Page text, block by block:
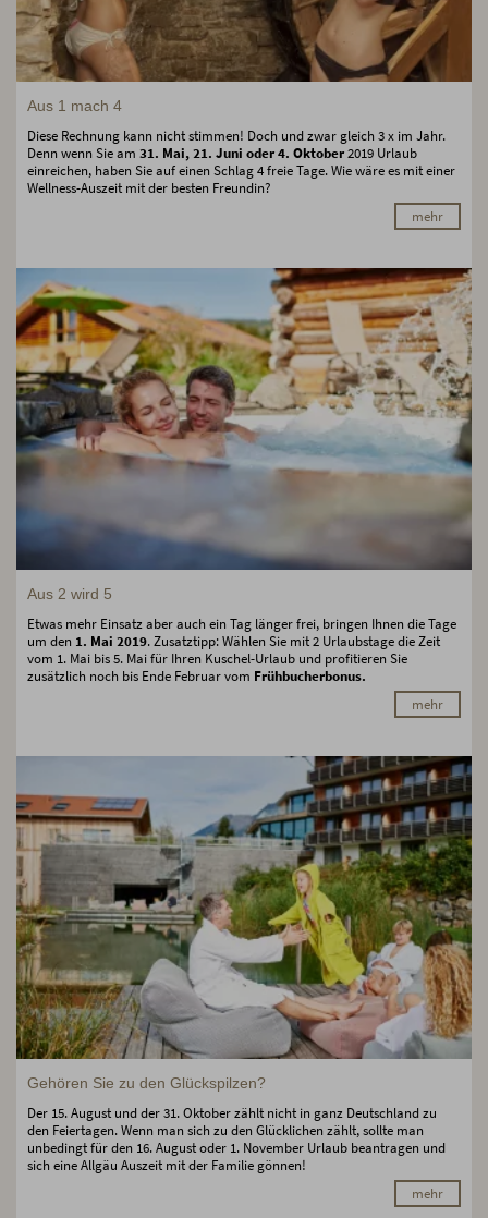
Aus 1 mach 4
Diese Rechnung kann nicht stimmen! Doch und zwar gleich 3 x im Jahr.
Denn wenn Sie am 31. Mai, 21. Juni oder 4. Oktober2019 Urlaub
einreichen, haben Sie auf einen Schlag 4 freie Tage. Wie wäre es mit einer
Wellness-Auszeit mit der besten Freundin?
mehr
Aus 2 wird 5
Etwas mehr Einsatz aber auch ein Tag länger frei, bringen Ihnen die Tage
um den 1. Mai 2019. Zusatztipp: Wählen Sie mit 2 Urlaubstage die Zeit
vom 1. Mai bis 5. Mai für Ihren Kuschel-Urlaub und profitieren Sie
zusätzlich noch bis Ende Februar vom Frühbucherbonus.
mehr
Gehören Sie zu den Glückspilzen?
Der 15. August und der 31. Oktober zählt nicht in ganz Deutschland zu
den Feiertagen. Wenn man sich zu den Glücklichen zählt, sollte man
unbedingt für den 16. August oder 1. November Urlaub beantragen und
sich eine Allgäu Auszeit mit der Familie gönnen!
mehr